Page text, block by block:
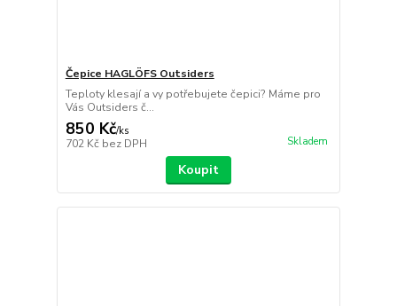
Čepice HAGLÖFS Outsiders
Teploty klesají a vy potřebujete čepici? Máme pro
Vás Outsiders č...
850 Kč/ks
702 Kč bez DPH Skladem
Koupit